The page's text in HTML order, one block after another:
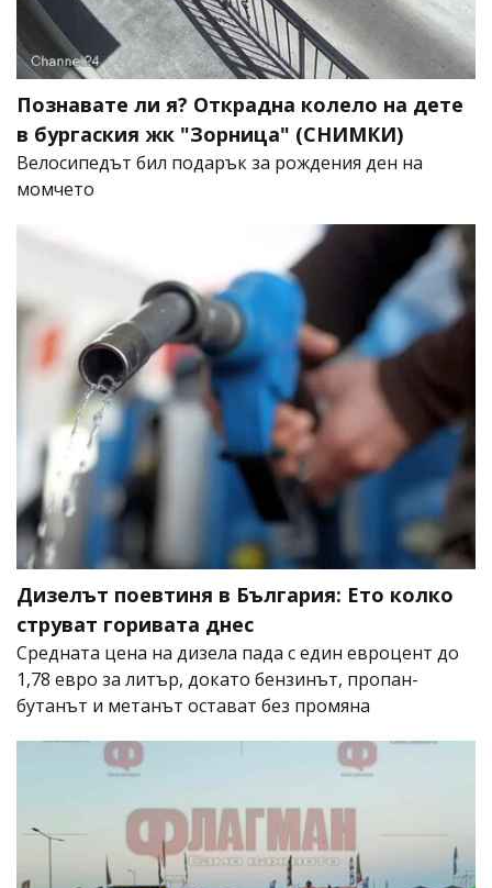
Познавате ли я? Открадна колело на дете
в бургаския жк "Зорница" (СНИМКИ)
Велосипедът бил подарък за рождения ден на
момчето
Дизелът поевтиня в България: Ето колко
струват горивата днес
Средната цена на дизела пада с един евроцент до
1,78 евро за литър, докато бензинът, пропан-
бутанът и метанът остават без промяна